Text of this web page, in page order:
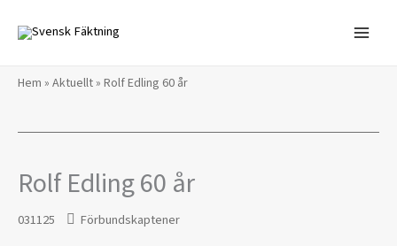
innehåll
Hem » Aktuellt» Rolf Edling 60 år
Rolf Edling 60 år
031125 Förbundskaptener